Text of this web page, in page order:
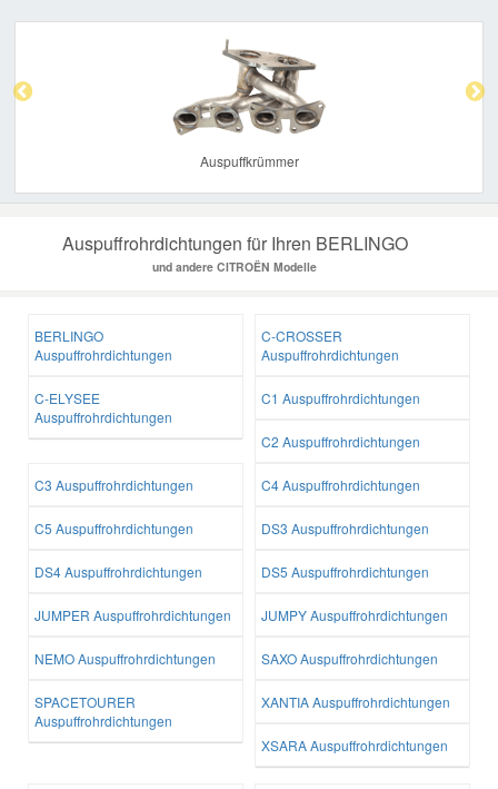
Auspuffkrümmer
Auspuffrohrdichtungen für Ihren BERLINGO
und andere CITROËN Modelle
BERLINGO
Auspuffrohrdichtungen
C-CROSSER
Auspuffrohrdichtungen
C-ELYSEE
Auspuffrohrdichtungen
C1 Auspuffrohrdichtungen
C2 Auspuffrohrdichtungen
C3 Auspuffrohrdichtungen C4 Auspuffrohrdichtungen
C5 Auspuffrohrdichtungen DS3 Auspuffrohrdichtungen
DS4 Auspuffrohrdichtungen DS5 Auspuffrohrdichtungen
JUMPER Auspuffrohrdichtungen JUMPY Auspuffrohrdichtungen
NEMO Auspuffrohrdichtungen SAXO Auspuffrohrdichtungen
SPACETOURER
Auspuffrohrdichtungen
XANTIA Auspuffrohrdichtungen
XSARA Auspuffrohrdichtungen